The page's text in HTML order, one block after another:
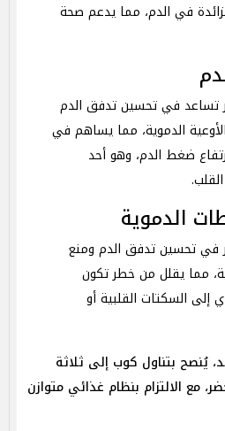
في الدم، مما يدعم صحة
تساعد في تحسين تدفق الدم
الدموية، مما يساهم في
ضغط الدم، وهو أحد
في تحسين تدفق الدم ومنع
مما يقلل من خطر تكون
إلى السكتات القلبية أو
يُنصح بتناول كوب إلى ثلاثة
مع الالتزام بنظام غذائي متوازن